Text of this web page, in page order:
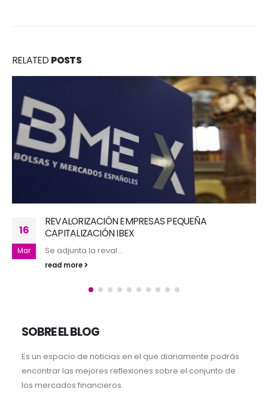
RELATED POSTS
02
Mar
RATIOS BURSÁTILES IBEX SMALL CAP E IBEX
GROWTH MARKET (15)
Se adjuntan los rat...
read more
SOBRE EL BLOG
Es un espacio de noticias en el que diariamente podrás
encontrar las mejores reflexiones sobre el conjunto de
los mercados financieros.